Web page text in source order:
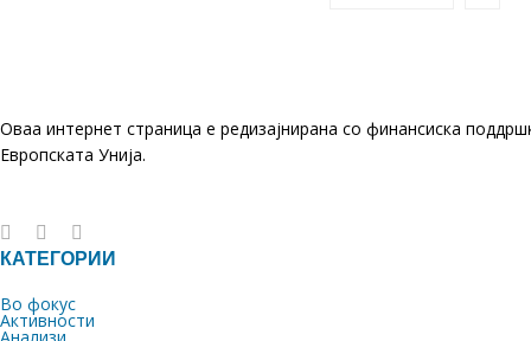
Оваа интернет страница е редизајнирана со финансиска
Европската Унија.
КАТЕГОРИИ
Во фокус
Активности